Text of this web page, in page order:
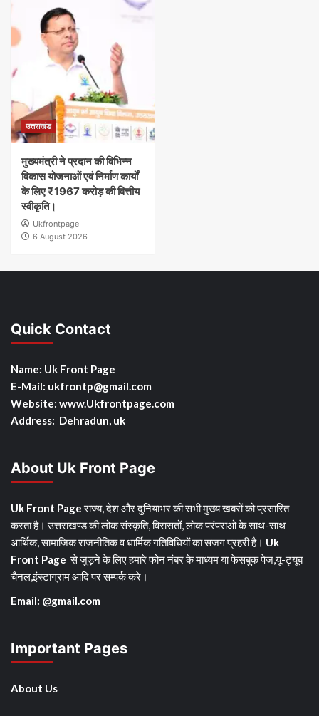
उत्तराखंड
मुख्यमंत्री ने प्रदान की विभिन्न
विकास योजनाओं एवं निर्माण कार्यों
के लिए ₹1967 करोड़ की वित्तीय
स्वीकृति।
Ukfrontpage
6 August 2026
Quick Contact
Name: Uk Front Page
E-Mail: ukfrontp@gmail.com
Website: www.Ukfrontpage.com
Address: Dehradun, uk
About Uk Front Page
Uk Front Pageराज्य, देश और दुनियाभर की सभी मुख्य खबरों को प्रसारित
करता है। उत्तराखण्ड की लोक संस्कृति, विरासतों, लोक परंपराओ के साथ-साथ
आर्थिक, सामाजिक राजनीतिक व धार्मिक गतिविधियों का सजग प्रहरी है। Uk
Front Page से जुड़ने के लिए हमारे फोन नंबर के माध्यम या फेसबुक पेज,यू-ट्यूब
चैनल,इंस्टाग्राम आदि पर सम्पर्क करे।
Email: @gmail.com
Important Pages
About Us